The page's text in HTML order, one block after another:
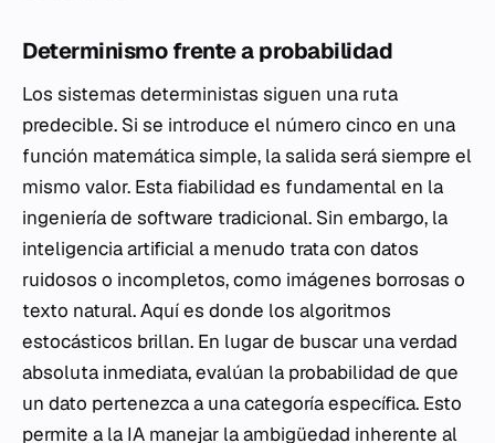
Determinismo frente a probabilidad
Los sistemas deterministas siguen una ruta
predecible. Si se introduce el número cinco en una
función matemática simple, la salida será siempre el
mismo valor. Esta fiabilidad es fundamental en la
ingeniería de software tradicional. Sin embargo, la
inteligencia artificial a menudo trata con datos
ruidosos o incompletos, como imágenes borrosas o
texto natural. Aquí es donde los algoritmos
estocásticos brillan. En lugar de buscar una verdad
absoluta inmediata, evalúan la probabilidad de que
un dato pertenezca a una categoría específica. Esto
permite a la IA manejar la ambigüedad inherente al